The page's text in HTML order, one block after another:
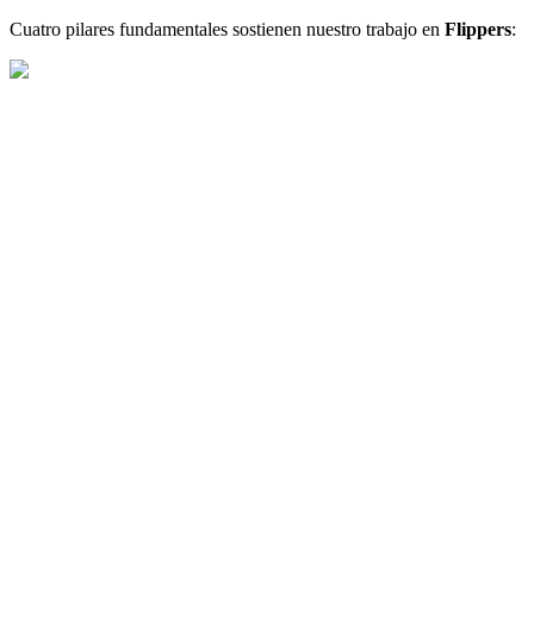
Cuatro pilares fundamentales sostienen nuestro trabajo en Flippers: